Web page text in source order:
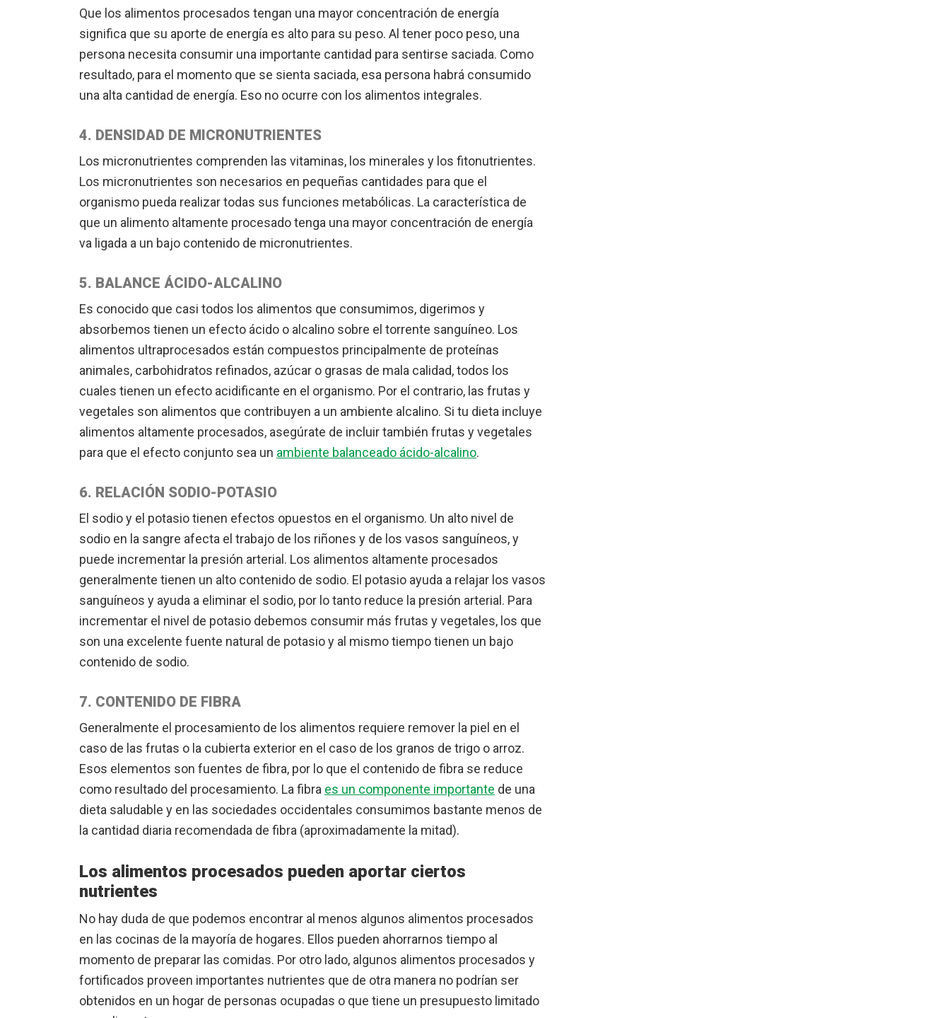
Que los alimentos procesados tengan una mayor concentración de energía
significa que su aporte de energía es alto para su peso. Al tener poco peso, una
persona necesita consumir una importante cantidad para sentirse saciada. Como
resultado, para el momento que se sienta saciada, esa persona habrá consumido
una alta cantidad de energía. Eso no ocurre con los alimentos integrales.
4. DENSIDAD DE MICRONUTRIENTES
Los micronutrientes comprenden las vitaminas, los minerales y los fitonutrientes.
Los micronutrientes son necesarios en pequeñas cantidades para que el
organismo pueda realizar todas sus funciones metabólicas. La característica de
que un alimento altamente procesado tenga una mayor concentración de energía
va ligada a un bajo contenido de micronutrientes.
5. BALANCE ÁCIDO-ALCALINO
Es conocido que casi todos los alimentos que consumimos, digerimos y
absorbemos tienen un efecto ácido o alcalino sobre el torrente sanguíneo. Los
alimentos ultraprocesados están compuestos principalmente de proteínas
animales, carbohidratos refinados, azúcar o grasas de mala calidad, todos los
cuales tienen un efecto acidificante en el organismo. Por el contrario, las frutas y
vegetales son alimentos que contribuyen a un ambiente alcalino. Si tu dieta incluye
alimentos altamente procesados, asegúrate de incluir también frutas y vegetales
para que el efecto conjunto sea un ambiente balanceado ácido-alcalino.
6. RELACIÓN SODIO-POTASIO
El sodio y el potasio tienen efectos opuestos en el organismo. Un alto nivel de
sodio en la sangre afecta el trabajo de los riñones y de los vasos sanguíneos, y
puede incrementar la presión arterial. Los alimentos altamente procesados
generalmente tienen un alto contenido de sodio. El potasio ayuda a relajar los vasos
sanguíneos y ayuda a eliminar el sodio, por lo tanto reduce la presión arterial. Para
incrementar el nivel de potasio debemos consumir más frutas y vegetales, los que
son una excelente fuente natural de potasio y al mismo tiempo tienen un bajo
contenido de sodio.
7. CONTENIDO DE FIBRA
Generalmente el procesamiento de los alimentos requiere remover la piel en el
caso de las frutas o la cubierta exterior en el caso de los granos de trigo o arroz.
Esos elementos son fuentes de fibra, por lo que el contenido de fibra se reduce
como resultado del procesamiento. La fibra es un componente importante de una
dieta saludable y en las sociedades occidentales consumimos bastante menos de
la cantidad diaria recomendada de fibra (aproximadamente la mitad).
Los alimentos procesados pueden aportar ciertos
nutrientes
No hay duda de que podemos encontrar al menos algunos alimentos procesados
en las cocinas de la mayoría de hogares. Ellos pueden ahorrarnos tiempo al
momento de preparar las comidas. Por otro lado, algunos alimentos procesados y
fortificados proveen importantes nutrientes que de otra manera no podrían ser
obtenidos en un hogar de personas ocupadas o que tiene un presupuesto limitado